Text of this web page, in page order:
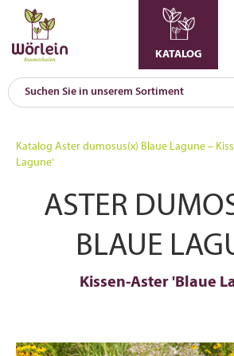
KATALOG
Katalog Aster dumosus(x) Blaue Lagune –
Lagune‘
ASTER
BLAUE
Kissen-Aster 'Blaue